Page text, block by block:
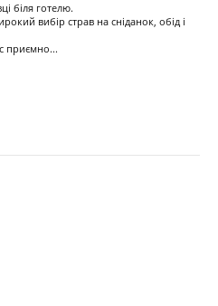
біля готелю.
вибір страв на сніданок, обід і
приємно...